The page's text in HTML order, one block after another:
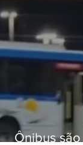
Ônibus